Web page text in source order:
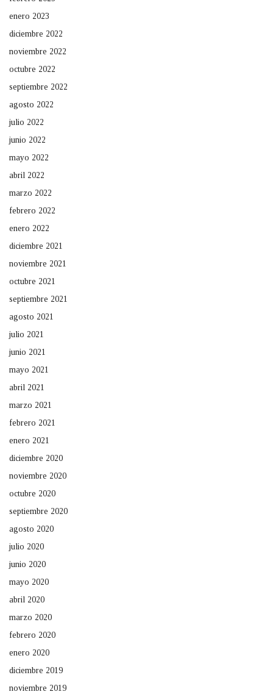
enero 2023
diciembre 2022
noviembre 2022
octubre 2022
septiembre 2022
agosto 2022
julio 2022
junio 2022
mayo 2022
abril 2022
marzo 2022
febrero 2022
enero 2022
diciembre 2021
noviembre 2021
octubre 2021
septiembre 2021
agosto 2021
julio 2021
junio 2021
mayo 2021
abril 2021
marzo 2021
febrero 2021
enero 2021
diciembre 2020
noviembre 2020
octubre 2020
septiembre 2020
agosto 2020
julio 2020
junio 2020
mayo 2020
abril 2020
marzo 2020
febrero 2020
enero 2020
diciembre 2019
noviembre 2019